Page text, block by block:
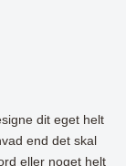
dit eget helt
end det skal
eller noget helt